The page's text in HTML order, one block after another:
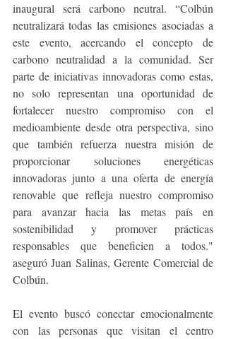
inaugural será carbono neutral. “Colbún
neutralizará todas las emisiones asociadas a
este evento, acercando el concepto de
carbono neutralidad a la comunidad. Ser
parte de iniciativas innovadoras como estas,
no solo representan una oportunidad de
fortalecer nuestro compromiso con el
medioambiente desde otra perspectiva, sino
que también refuerza nuestra misión de
proporcionar soluciones energéticas
innovadoras junto a una oferta de energía
renovable que refleja nuestro compromiso
para avanzar hacia las metas país en
sostenibilidad y promover prácticas
responsables que beneficien a todos."
aseguró Juan Salinas, Gerente Comercial de
Colbún. ​
El evento buscó conectar emocionalmente
con las personas que visitan el centro